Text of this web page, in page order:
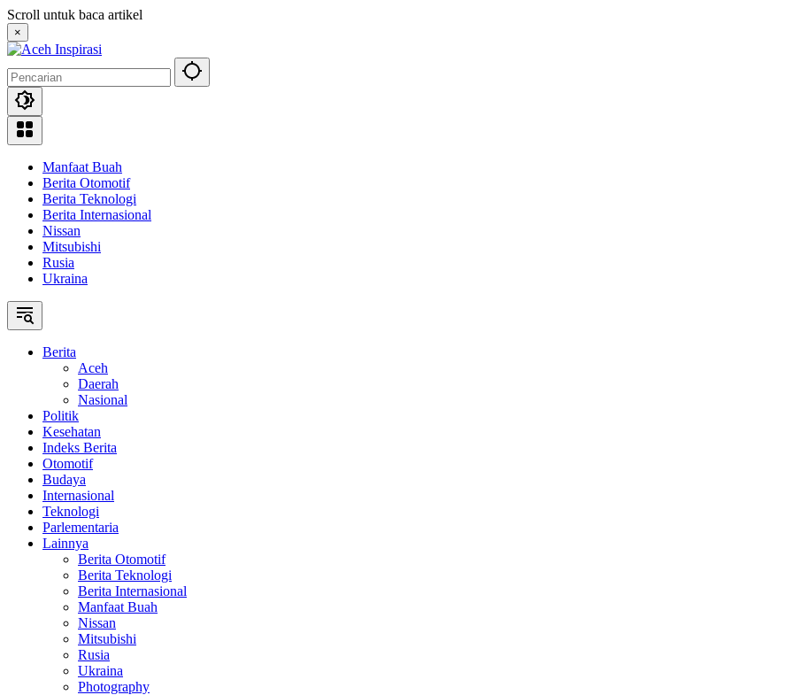
Langsung
ke
konten
Scroll untuk baca artikel
×
Manfaat Buah
Berita Otomotif
Berita Teknologi
Berita Internasional
Nissan
Mitsubishi
Rusia
Ukraina
Berita
Aceh
Daerah
Nasional
Politik
Kesehatan
Indeks Berita
Otomotif
Budaya
Internasional
Teknologi
Parlementaria
Lainnya
Berita Otomotif
Berita Teknologi
Berita Internasional
Manfaat Buah
Nissan
Mitsubishi
Rusia
Ukraina
Photography